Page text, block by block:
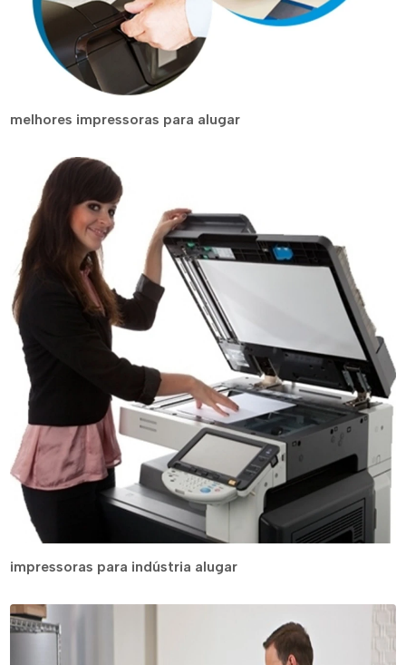
melhores impressoras para alugar
impressoras para indústria alugar